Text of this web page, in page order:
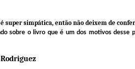
super simpática, então não deixem de
sobre o livro que é um dos motivos